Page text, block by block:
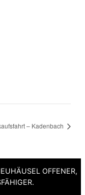
– Kadenbach
OFFENER,